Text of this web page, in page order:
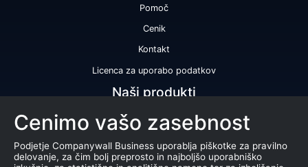
Pomoč
Cenik
Kontakt
Licenca za uporabo podatkov
Naši produkti
Bonitetna ocena
Bonitetno poročilo
Certifikat bonitetne odličnosti
Cenimo vašo zasebnost
Podjetje Companywall Business uporablja piškotke za pravilno
delovanje, za čim bolj preprosto in najboljšo uporabniško